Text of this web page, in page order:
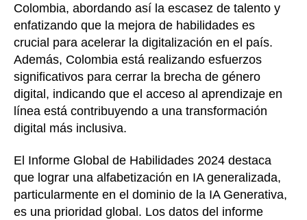
Colombia, abordando así la escasez de talento y
enfatizando que la mejora de habilidades es
crucial para acelerar la digitalización en el país.
Además, Colombia está realizando esfuerzos
significativos para cerrar la brecha de género
digital, indicando que el acceso al aprendizaje en
línea está contribuyendo a una transformación
digital más inclusiva.
El Informe Global de Habilidades 2024 destaca
que lograr una alfabetización en IA generalizada,
particularmente en el dominio de la IA Generativa,
es una prioridad global. Los datos del informe